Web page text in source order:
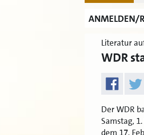
ANMELDEN/
Literatur
WDR
Der WDR
Samstag,
dem 17.